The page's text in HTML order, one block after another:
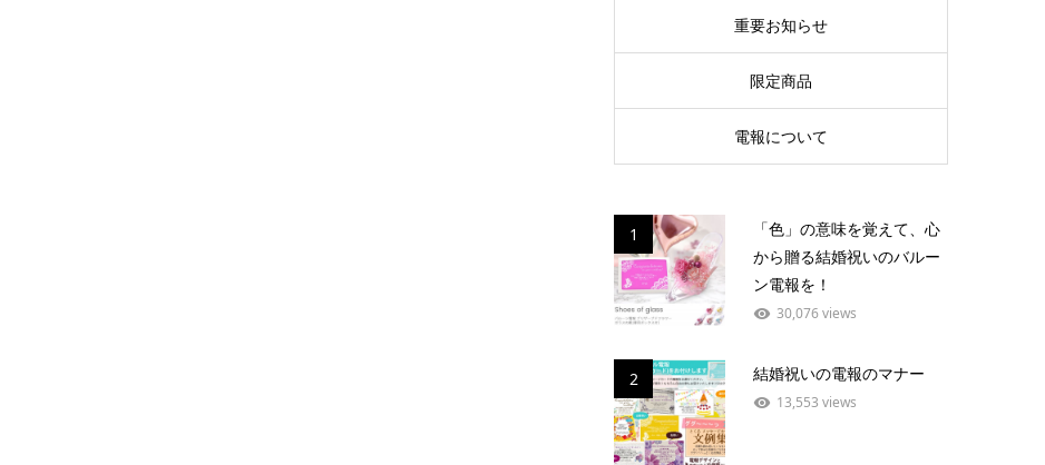
重要お知らせ
限定商品
電報について
1
「色」の意味を覚えて、心
から贈る結婚祝いのバルー
ン電報を！
30,076 views
2 結婚祝いの電報のマナー
13,553 views